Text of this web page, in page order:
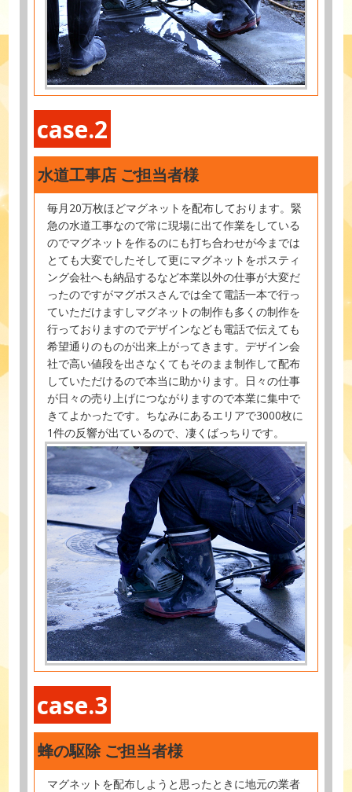
case.2
水道工事店 ご担当者様
毎月20万枚ほどマグネットを配布しております。緊
急の水道工事なので常に現場に出て作業をしている
のでマグネットを作るのにも打ち合わせが今までは
とても大変でしたそして更にマグネットをポスティ
ング会社へも納品するなど本業以外の仕事が大変だ
ったのですがマグポスさんでは全て電話一本で行っ
ていただけますしマグネットの制作も多くの制作を
行っておりますのでデザインなども電話で伝えても
希望通りのものが出来上がってきます。デザイン会
社で高い値段を出さなくてもそのまま制作して配布
していただけるので本当に助かります。日々の仕事
が日々の売り上げにつながりますので本業に集中で
きてよかったです。ちなみにあるエリアで3000枚に
1件の反響が出ているので、凄くばっちりです。
case.3
蜂の駆除 ご担当者様
マグネットを配布しようと思ったときに地元の業者